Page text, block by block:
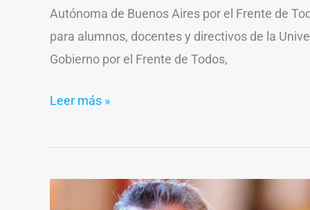
Autónoma de Buenos Aires por el Frente de
para alumnos, docentes y directivos de la
Gobierno por el Frente de Todos,
Leer más »